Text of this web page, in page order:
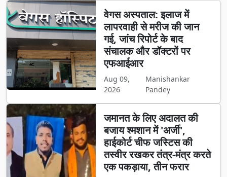
वेगस अस्पताल: इलाज में
लापरवाही से मरीज की जान
गई, जांच रिपोर्ट के बाद
संचालक और डॉक्टरों पर
एफआईआर
Aug 09,
2026
Manishankar
Pandey
जमानत के लिए अदालत की
बजाय श्मशान में 'अर्जी',
हाईकोर्ट चीफ जस्टिस की
तस्वीर रखकर तंत्र-मंत्र करते
एक पकड़ाया, तीन फरार